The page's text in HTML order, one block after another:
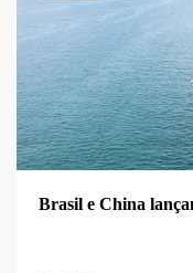
Brasil e China